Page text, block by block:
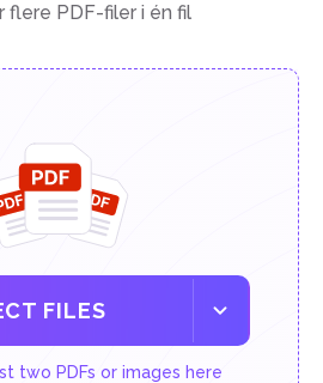
flere PDF-filer i én fil
FILES
two PDFs or images here